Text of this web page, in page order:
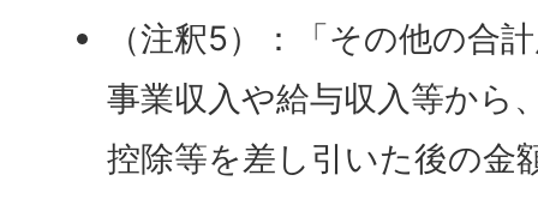
（注釈5）：「その他の合
事業収入や給与収入等から
控除等を差し引いた後の金